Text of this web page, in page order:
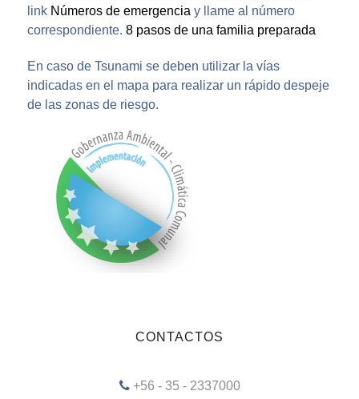
link Números de emergencia y llame al número
correspondiente. 8 pasos de una familia preparada
En caso de Tsunami se deben utilizar la vías
indicadas en el mapa para realizar un rápido despeje
de las zonas de riesgo.
CONTACTOS
+56 - 35 - 2337000